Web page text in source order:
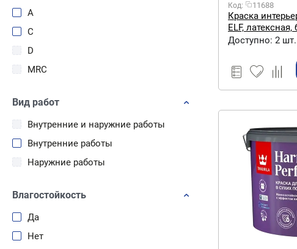
A
C
D
MRC
Вид работ
Внутренние и наружние работы
Внутренние работы
Наружние работы
Влагостойкость
Да
Нет
Код: 11688
Краска
ELF,
Доступно: 2 шт.